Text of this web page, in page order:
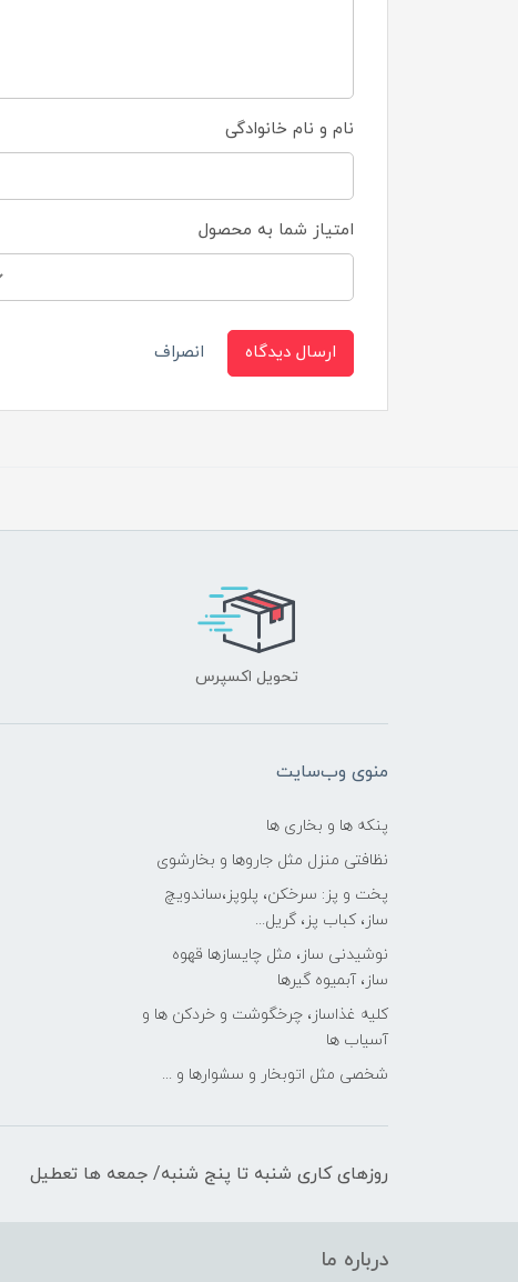
نام و نام خانوادگی
امتیاز شما به محصول
ارسال دیدگاه انصراف
تحویل اکسپرس
منوی وب‌سایت
پنکه ها و بخاری ها
نظافتی منزل مثل جاروها و بخارشوی
پخت و پز: سرخکن، پلوپز،ساندویچ
ساز، کباب پز، گریل...
نوشیدنی ساز، مثل چایسازها قهوه
ساز، آبمیوه گیرها
کلیه غذاساز، چرخگوشت و خردکن ها و
آسیاب ها
شخصی مثل اتوبخار و سشوارها و ...
روزهای کاری شنبه تا پنج شنبه/ جمعه ها تعطیل
درباره ما